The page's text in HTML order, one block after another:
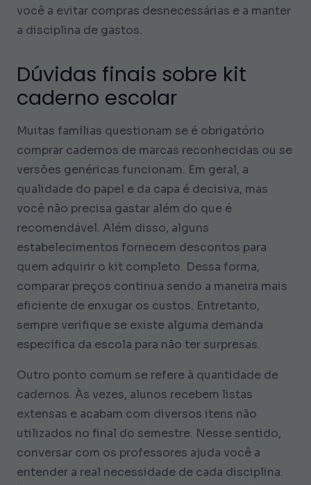
você a evitar compras desnecessárias e a manter
a disciplina de gastos.
Dúvidas finais sobre kit
caderno escolar
Muitas famílias questionam se é obrigatório
comprar cadernos de marcas reconhecidas ou se
versões genéricas funcionam. Em geral, a
qualidade do papel e da capa é decisiva, mas
você não precisa gastar além do que é
recomendável. Além disso, alguns
estabelecimentos fornecem descontos para
quem adquirir o kit completo. Dessa forma,
comparar preços continua sendo a maneira mais
eficiente de enxugar os custos. Entretanto,
sempre verifique se existe alguma demanda
específica da escola para não ter surpresas.
Outro ponto comum se refere à quantidade de
cadernos. Às vezes, alunos recebem listas
extensas e acabam com diversos itens não
utilizados no final do semestre. Nesse sentido,
conversar com os professores ajuda você a
entender a real necessidade de cada disciplina.